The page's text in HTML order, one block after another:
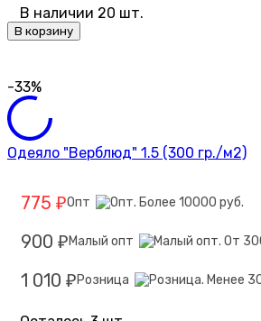
В наличии 20 шт.
В корзину
-33%
Одеяло "Верблюд" 1.5 (300 гр./м2)
775 ₽Опт
900 ₽ Малый опт
1 010 ₽ Розница